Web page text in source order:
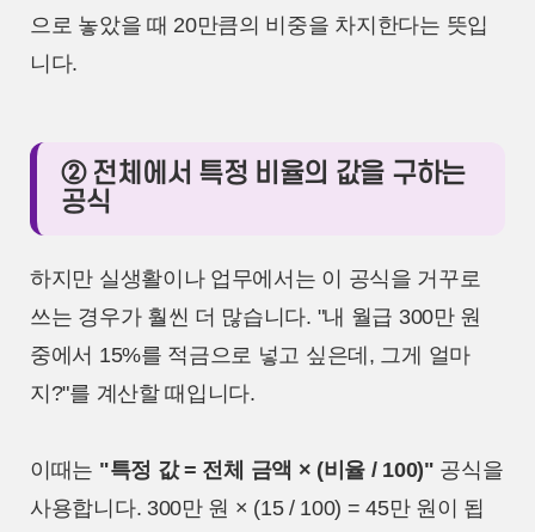
으로 놓았을 때 20만큼의 비중을 차지한다는 뜻입
니다.
② 전체에서 특정 비율의 값을 구하는
공식
하지만 실생활이나 업무에서는 이 공식을 거꾸로
쓰는 경우가 훨씬 더 많습니다. "내 월급 300만 원
중에서 15%를 적금으로 넣고 싶은데, 그게 얼마
지?"를 계산할 때입니다.
이때는 "특정 값 = 전체 금액 × (비율 / 100)" 공식을
사용합니다. 300만 원 × (15 / 100) = 45만 원이 됩